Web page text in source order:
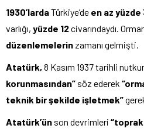
1930’lardaTürkiye’de en az yüzde
varlığı, yüzde 12civarındaydı.
düzenlemelerin zamanı gelmişti.
Atatürk, 8 Kasım 1937 tarihli
korunmasından” söz ederek
teknik bir şekilde işletmek”
Atatürk’ün son devrimleri